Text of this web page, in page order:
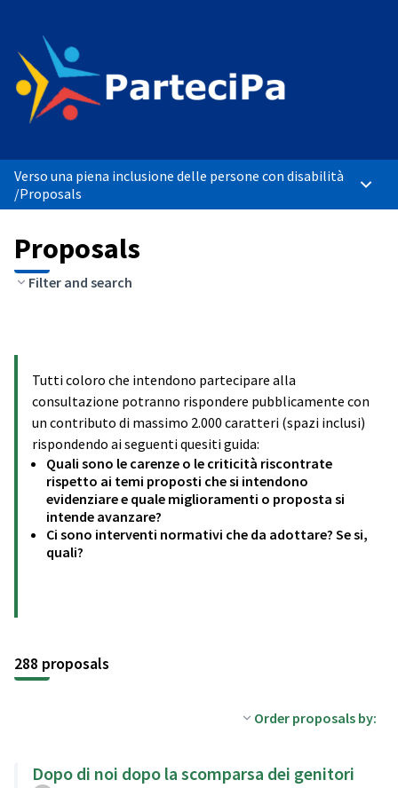
Verso una piena inclusione delle persone con disabilità
/Proposals Main
Proposals
Filter and search
Tutti coloro che intendono partecipare alla
consultazione potranno rispondere pubblicamente con
un contributo di massimo 2.000 caratteri (spazi inclusi)
rispondendo ai seguenti quesiti guida:
Quali sono le carenze o le criticità riscontrate
rispetto ai temi proposti che si intendono
evidenziare e quale miglioramenti o proposta si
intende avanzare?
Ci sono interventi normativi che da adottare? Se si,
quali?
288 proposals
Order proposals by:
Dopo di noi dopo la scomparsa dei genitori